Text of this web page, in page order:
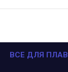
ВСЕ ДЛЯ